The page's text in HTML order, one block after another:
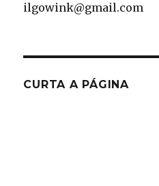
ilgowink@gmail.com
CURTA A PÁGINA